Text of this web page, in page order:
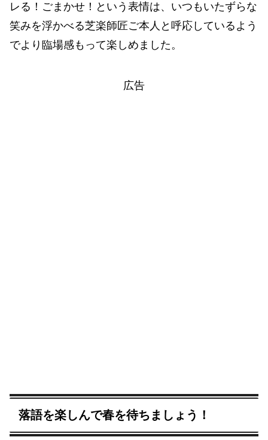
レる！ごまかせ！という表情は、いつもいたずらな
笑みを浮かべる芝楽師匠ご本人と呼応しているよう
でより臨場感もって楽しめました。
広告
落語を楽しんで春を待ちましょう！